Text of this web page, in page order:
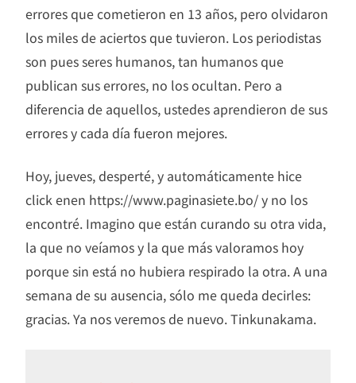
errores que cometieron en 13 años, pero olvidaron
los miles de aciertos que tuvieron. Los periodistas
son pues seres humanos, tan humanos que
publican sus errores, no los ocultan. Pero a
diferencia de aquellos, ustedes aprendieron de sus
errores y cada día fueron mejores.
Hoy, jueves, desperté, y automáticamente hice
click enen https://www.paginasiete.bo/ y no los
encontré. Imagino que están curando su otra vida,
la que no veíamos y la que más valoramos hoy
porque sin está no hubiera respirado la otra. A una
semana de su ausencia, sólo me queda decirles:
gracias. Ya nos veremos de nuevo. Tinkunakama.